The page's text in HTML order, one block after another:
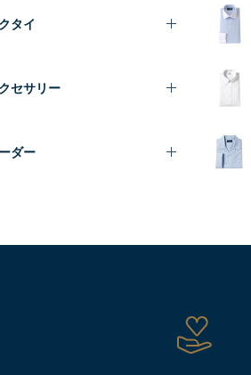
タイ
セサリー
ダー